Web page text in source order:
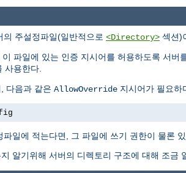
주설정파일(일반적으로 <Directory> 섹션)
파일에 있는 인증 지시어를 허용하도록 서
사용한다.
다음과 같은 AllowOverride 지시어가 필요하
일에 적는다면, 그 파일에 쓰기 권한이 물론
알기위해 서버의 디렉토리 구조에 대해 조